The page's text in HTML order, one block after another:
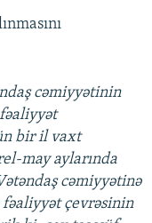
cəmiyyətinin
bir il vaxt
may aylarında
cəmiyyətinə
fəaliyyət çevrəsinin